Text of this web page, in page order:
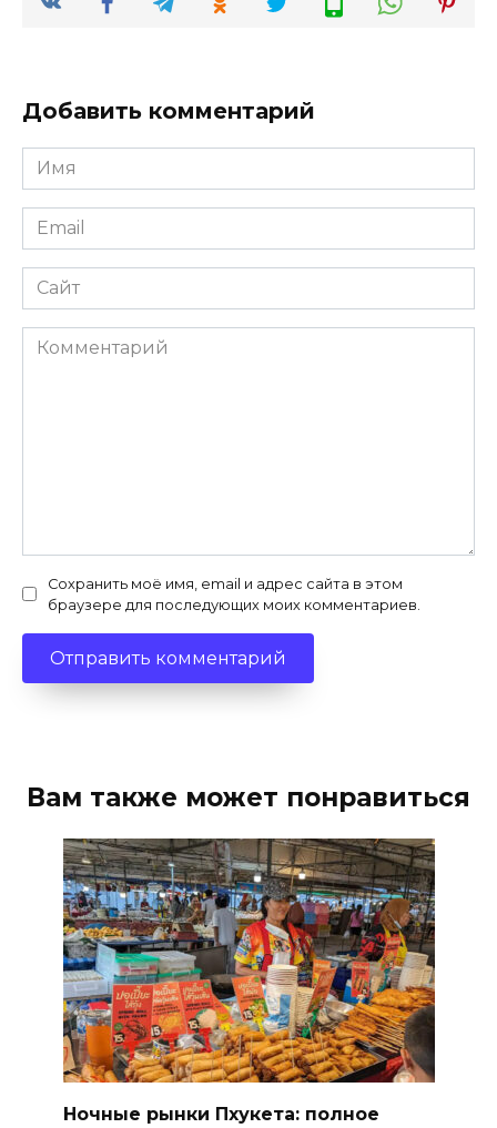
Добавить комментарий
Имя
*
Email
*
Сайт
Комментарий
Сохранить моё имя, email и адрес сайта в этом
браузере для последующих моих комментариев.
Вам также может понравиться
Ночные рынки Пхукета: полное